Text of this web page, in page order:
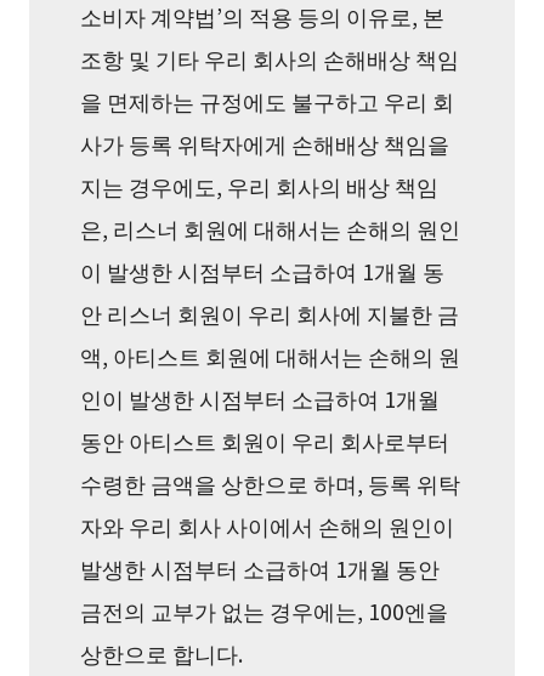
소비자 계약법’의 적용 등의 이유로, 본
조항 및 기타 우리 회사의 손해배상 책임
을 면제하는 규정에도 불구하고 우리 회
사가 등록 위탁자에게 손해배상 책임을
지는 경우에도, 우리 회사의 배상 책임
은, 리스너 회원에 대해서는 손해의 원인
이 발생한 시점부터 소급하여 1개월 동
안 리스너 회원이 우리 회사에 지불한 금
액, 아티스트 회원에 대해서는 손해의 원
인이 발생한 시점부터 소급하여 1개월
동안 아티스트 회원이 우리 회사로부터
수령한 금액을 상한으로 하며, 등록 위탁
자와 우리 회사 사이에서 손해의 원인이
발생한 시점부터 소급하여 1개월 동안
금전의 교부가 없는 경우에는, 100엔을
상한으로 합니다.